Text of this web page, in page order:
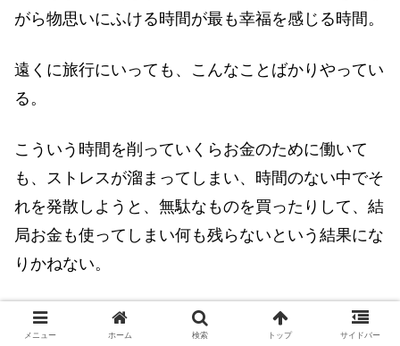
がら物思いにふける時間が最も幸福を感じる時間。
遠くに旅行にいっても、こんなことばかりやってい
る。
こういう時間を削っていくらお金のために働いて
も、ストレスが溜まってしまい、時間のない中でそ
れを発散しようと、無駄なものを買ったりして、結
局お金も使ってしまい何も残らないという結果にな
りかねない。
その今という一瞬で何を感じているのかの積み重ね
メニュー ホーム 検索 トップ サイドバー